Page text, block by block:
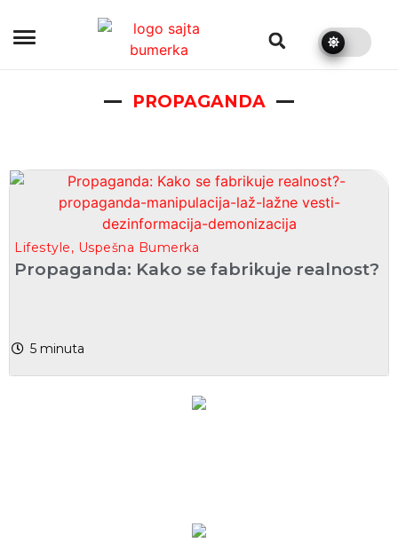
PROPAGANDA
Lifestyle, Uspešna Bumerka
Propaganda: Kako se fabrikuje realnost?
5 minuta